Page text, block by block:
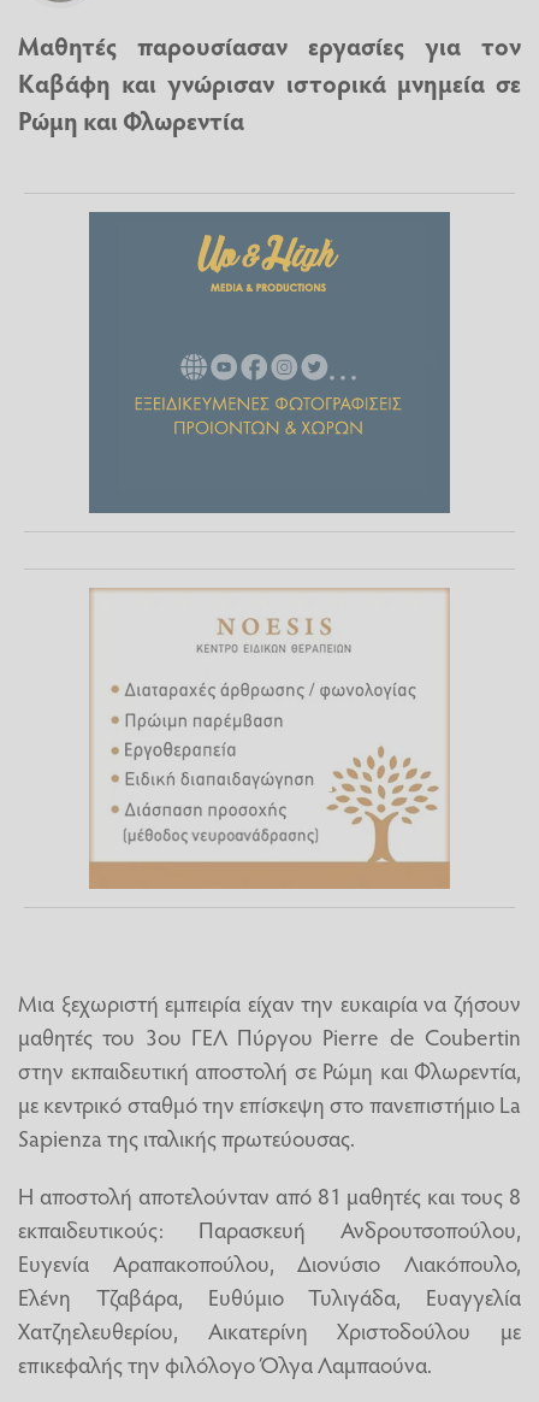
Μαθητές παρουσίασαν εργασίες για τον
Καβάφη και γνώρισαν ιστορικά μνημεία σε
Ρώμη και Φλωρεντία
Μια ξεχωριστή εμπειρία είχαν την ευκαιρία να ζήσουν
μαθητές του 3ου ΓΕΛ Πύργου Pierre de Coubertin
στην εκπαιδευτική αποστολή σε Ρώμη και Φλωρεντία,
με κεντρικό σταθμό την επίσκεψη στο πανεπιστήμιο La
Sapienza της ιταλικής πρωτεύουσας.
Η αποστολή αποτελούνταν από 81 μαθητές και τους 8
εκπαιδευτικούς: Παρασκευή Ανδρουτσοπούλου,
Ευγενία Αραπακοπούλου, Διονύσιο Λιακόπουλο,
Ελένη Τζαβάρα, Ευθύμιο Τυλιγάδα, Ευαγγελία
Χατζηελευθερίου, Αικατερίνη Χριστοδούλου με
επικεφαλής την φιλόλογο Όλγα Λαμπαούνα.